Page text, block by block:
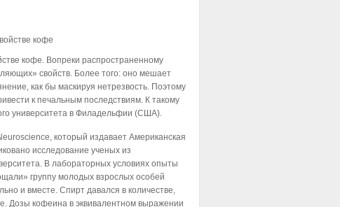
кофе. Вопреки распространенному
свойств. Более того: оно мешает
как бы маскируя нетрезвость. Поэтому
к печальным последствиям. К такому
университета в Филадельфии (США).
который издавает Американская
исследование ученых из
В лабораторных условиях опыты
группу молодых взрослых особей
и вместе. Спирт давался в количестве,
Дозы кофеина в эквивалентном выражении